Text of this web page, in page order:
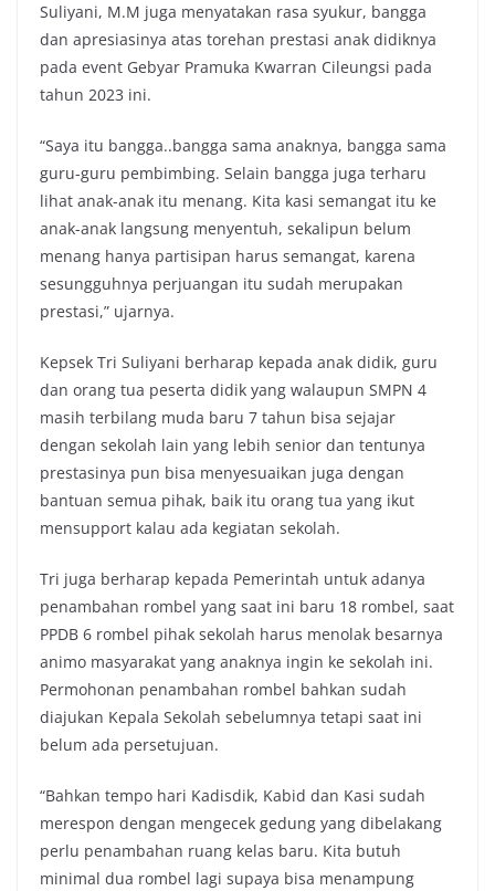
Suliyani, M.M juga menyatakan rasa syukur, bangga
dan apresiasinya atas torehan prestasi anak didiknya
pada event Gebyar Pramuka Kwarran Cileungsi pada
tahun 2023 ini.
“Saya itu bangga..bangga sama anaknya, bangga sama
guru-guru pembimbing. Selain bangga juga terharu
lihat anak-anak itu menang. Kita kasi semangat itu ke
anak-anak langsung menyentuh, sekalipun belum
menang hanya partisipan harus semangat, karena
sesungguhnya perjuangan itu sudah merupakan
prestasi,” ujarnya.
Kepsek Tri Suliyani berharap kepada anak didik, guru
dan orang tua peserta didik yang walaupun SMPN 4
masih terbilang muda baru 7 tahun bisa sejajar
dengan sekolah lain yang lebih senior dan tentunya
prestasinya pun bisa menyesuaikan juga dengan
bantuan semua pihak, baik itu orang tua yang ikut
mensupport kalau ada kegiatan sekolah.
Tri juga berharap kepada Pemerintah untuk adanya
penambahan rombel yang saat ini baru 18 rombel, saat
PPDB 6 rombel pihak sekolah harus menolak besarnya
animo masyarakat yang anaknya ingin ke sekolah ini.
Permohonan penambahan rombel bahkan sudah
diajukan Kepala Sekolah sebelumnya tetapi saat ini
belum ada persetujuan.
“Bahkan tempo hari Kadisdik, Kabid dan Kasi sudah
merespon dengan mengecek gedung yang dibelakang
perlu penambahan ruang kelas baru. Kita butuh
minimal dua rombel lagi supaya bisa menampung